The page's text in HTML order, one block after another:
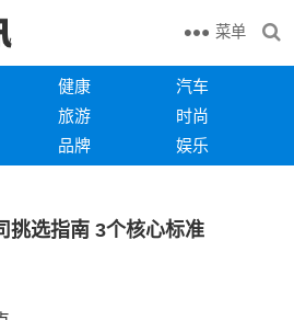
菜单
健康
汽车
旅游
时尚
品牌 娱乐
挑选指南 3个核心标准